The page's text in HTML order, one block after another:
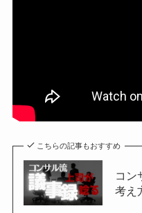
こちらの記事もおすすめ
コン
考え